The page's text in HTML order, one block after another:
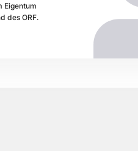
Eigentum
des ORF.